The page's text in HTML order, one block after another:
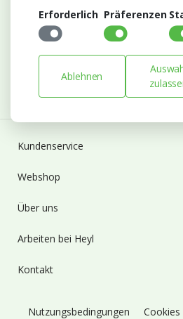
Bleiben Sie auf dem Laufenden mit
Entwicklungen von Blumengroßhandel
Kundenservice
Webshop
Über uns
Arbeiten bei Heyl
Kontakt
Nutzungsbedingungen Cookies
Erforderlich Präferenzen
Ablehnen